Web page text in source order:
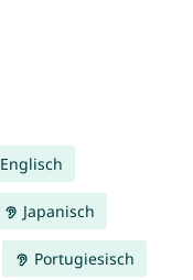
Englisch
Japanisch
Portugiesisch